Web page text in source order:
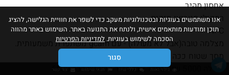
צור קשר כללי שיח גילוי נאות
אנו משתמשים בעוגיות ובטכנולוגיות מעקב כדי לשפר את חוויית הגלישה, להציג
תוכן ומודעות מותאמים אישית, ולנתח את התנועה באתר. השימוש באתר מהווה
הסכמה לשימוש בעוגיות. למדיניות הפרטיות
סגור
אחסון מהיר
רמקולי סטריאו חזקים
NFC
מצלמה טובה(אבל לא מעולה) - עם gcam משתפרת משמעותית.
מסך שטוח ככה שמגן מסך יושב טוב.